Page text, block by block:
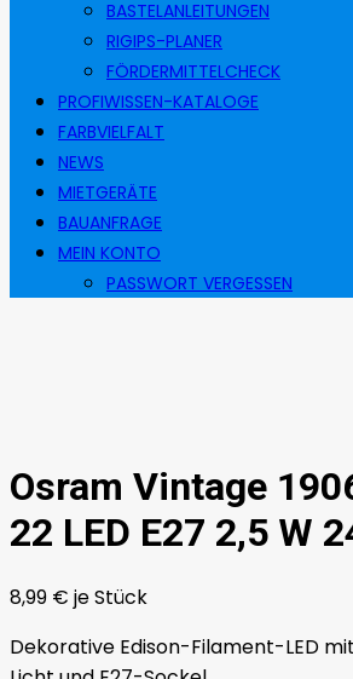
BASTELANLEITUNGEN
RIGIPS-PLANER
FÖRDERMITTELCHECK
PROFIWISSEN-KATALOGE
FARBVIELFALT
NEWS
MIETGERÄTE
BAUANFRAGE
MEIN KONTO
PASSWORT VERGESSEN
Osram Vintage
22 LED E27 2,5 W
8,99 € je Stück
Dekorative Edison-Filament-LED